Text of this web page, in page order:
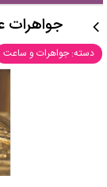
جواهرات
دسته: جواهرات و ساعت